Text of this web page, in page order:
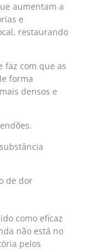
aumentam a
e
restaurando
faz com que as
forma
densos e
de dor
como eficaz
não está no
pelos